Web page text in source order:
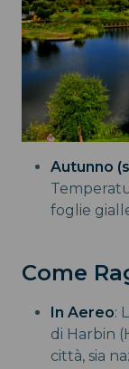
Autunno
foglie
Come
In Aereo:
di Harbin
città, sia